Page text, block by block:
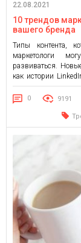
22.08.2021
10 трендов
вашего бренда
Типы контента,
маркетологи
развиваться.
как истории
высшим лидером в
80% всех бюджетов
0 9191